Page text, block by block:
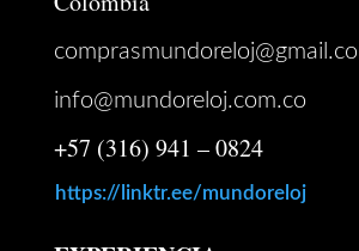
info@mundoreloj.com.co
+57 (316) 941 – 0824
https://linktr.ee/mundoreloj